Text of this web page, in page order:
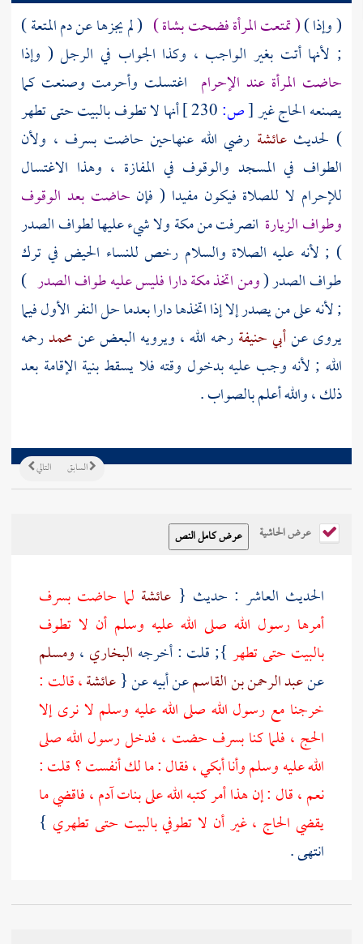
( وإذا )( تمتعت المرأة فضحت بشاة ) ( لم يجزها عن دم المتعة )
; لأنها أتت بغير الواجب ، وكذا الجواب في الرجل ( وإذا
حاضت المرأة عند الإحرام اغتسلت وأحرمت وصنعت كما
يصنعه الحاج غير[ص:
أنها لا تطوف بالبيت حتى تطهر
) لحديثعائشة رضي الله عنهاحين حاضت بسرف ، ولأن
الطواف في المسجد والوقوف في المفازة ، وهذا الاغتسال
للإحرام لا للصلاة فيكون مفيدا ( فإن حاضت بعد الوقوف
وطواف الزيارة انصرفت منمكةولا شيء عليها لطواف الصدر
) ; لأنه عليه الصلاة والسلام رخص للنساء الحيض في ترك
طواف الصدر (ومن اتخذمكةدارا فليس عليه طواف الصدر )
; لأنه على من يصدر إلا إذا اتخذها دارا بعدما حل النفر الأول فيما
يروى عنأبي حنيفةرحمه الله ، ويرويه البعض عنمحمدرحمه
الله ; لأنه وجب عليه بدخول وقته فلا يسقط بنية الإقامة بعد
ذلك ، والله أعلم بالصواب .
التالي السابق
عرض الحاشية
الحديث العاشر : حديث { عائشة لما حاضت بسرف
أمرها رسول الله صلى الله عليه وسلم أن لا تطوف
بالبيت حتى تطهر }; قلت : أخرجه البخاري ، ومسلم
عنعبد الرحمن بن القاسمعن أبيه عن {عائشة، قالت :
خرجنا مع رسول الله صلى الله عليه وسلم لا نرى إلا
الحج ، فلما كنابسرف حضت ، فدخل رسول الله صلى
الله عليه وسلم وأنا أبكي ، فقال : ما لك أنفست ؟ قلت :
نعم ، قال : إن هذا أمر كتبه الله على بنات آدم ، فاقضي ما
يقضي الحاج ، غير أن لا تطوفيبالبيت حتى تطهري }
انتهى .
وفي لفظلمسلم: حتى تغتسلي . أخرجهالبخاريفي "